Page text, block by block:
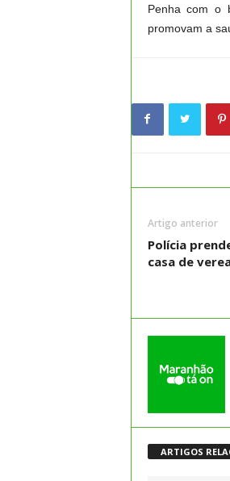
Penha com o
promovam a
Artigo anterior
Polícia
casa de
ARTIGOS